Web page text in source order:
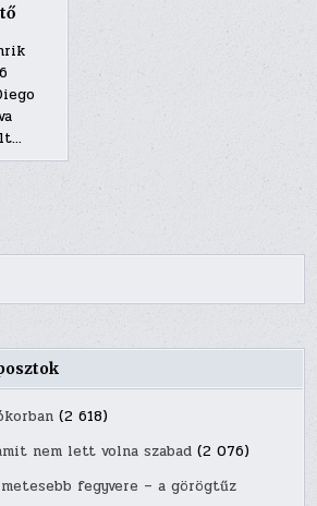
(2 618)
nem lett volna szabad (2 076)
fegyvere – a görögtűz